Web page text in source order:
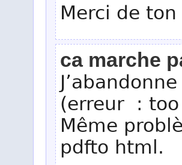
Merci de
ca marche
(erreur :
Même
pdfto html.